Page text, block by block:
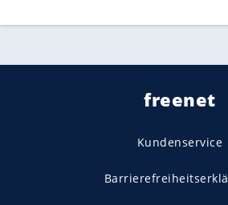
freenet
Kundenservice